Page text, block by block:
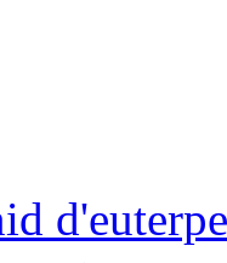
d'euterpe